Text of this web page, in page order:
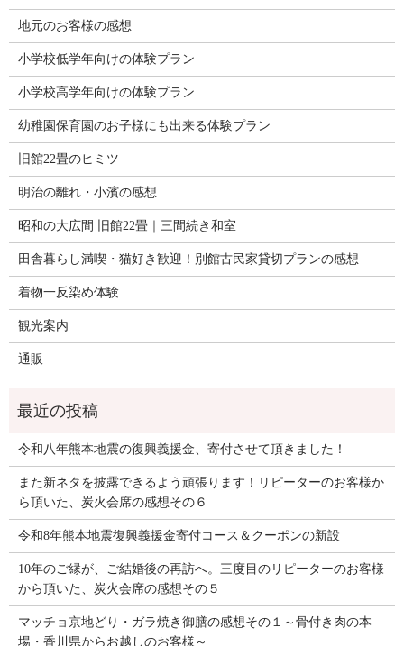
地元のお客様の感想
小学校低学年向けの体験プラン
小学校高学年向けの体験プラン
幼稚園保育園のお子様にも出来る体験プラン
旧館22畳のヒミツ
明治の離れ・小濱の感想
昭和の大広間 旧館22畳｜三間続き和室
田舎暮らし満喫・猫好き歓迎！別館古民家貸切プランの感想
着物一反染め体験
観光案内
通販
令和八年熊本地震の復興義援金、寄付させて頂きました！
また新ネタを披露できるよう頑張ります！リピーターのお客様か
ら頂いた、炭火会席の感想その６
令和8年熊本地震復興義援金寄付コース＆クーポンの新設
10年のご縁が、ご結婚後の再訪へ。三度目のリピーターのお客様
から頂いた、炭火会席の感想その５
マッチョ京地どり・ガラ焼き御膳の感想その１～骨付き肉の本
場・香川県からお越しのお客様～